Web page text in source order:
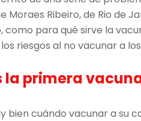
Ribeiro, de Rio de
como para qué sirve la
riesgos al no vacunar a
la primera
bien cuándo vacunar a su